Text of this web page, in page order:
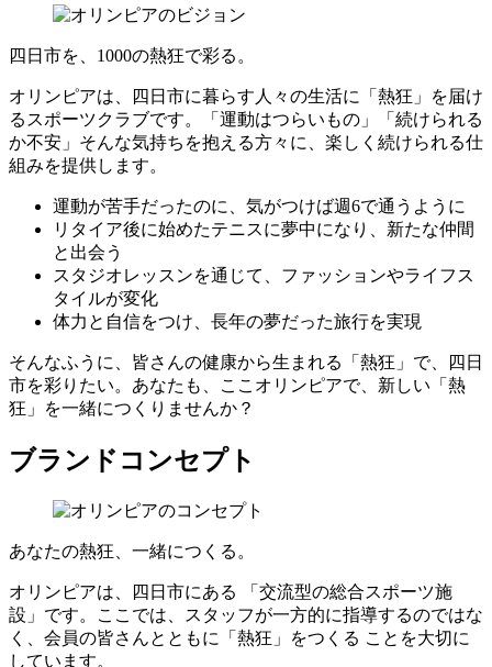
四日市を、1000の熱狂で彩る。
オリンピアは、四日市に暮らす人々の生活に「熱狂」を届け
るスポーツクラブです。「運動はつらいもの」「続けられる
か不安」そんな気持ちを抱える方々に、楽しく続けられる仕
組みを提供します。
運動が苦手だったのに、気がつけば週6で通うように
リタイア後に始めたテニスに夢中になり、新たな仲間
と出会う
スタジオレッスンを通じて、ファッションやライフス
タイルが変化
体力と自信をつけ、長年の夢だった旅行を実現
そんなふうに、皆さんの健康から生まれる「熱狂」で、四日
市を彩りたい。あなたも、ここオリンピアで、新しい「熱
狂」を一緒につくりませんか？
ブランドコンセプト
あなたの熱狂、一緒につくる。
オリンピアは、四日市にある 「交流型の総合スポーツ施
設」です。ここでは、スタッフが一方的に指導するのではな
く、会員の皆さんとともに「熱狂」をつくる ことを大切に
しています。